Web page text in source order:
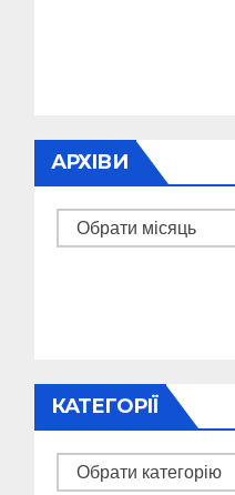
АРХІВИ
Архіви
КАТЕГОРІЇ
Категорії